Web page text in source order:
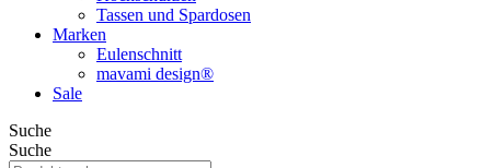
Tassen und Spardosen
Marken
Eulenschnitt
mavami design®
Sale
Suche
Suche